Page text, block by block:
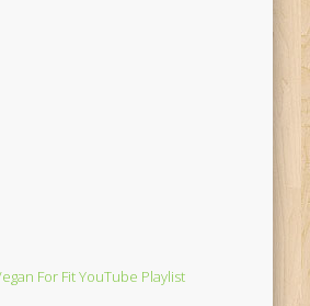
For Fit YouTube Playlist